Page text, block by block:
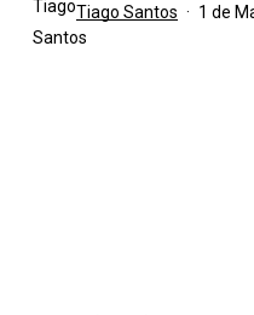
Tiago Santos 1 de